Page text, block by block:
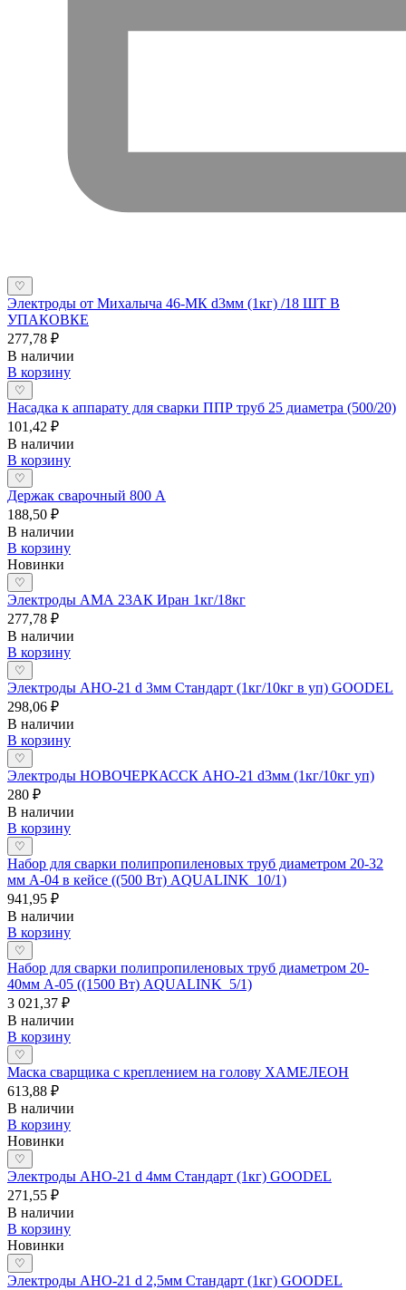
♡
Электроды от Михалыча 46-МК d3мм (1кг) /18 ШТ В
УПАКОВКЕ
277,78 ₽
В наличии
В корзину
♡
Насадка к аппарату для сварки ППР труб 25 диаметра (500/20)
101,42 ₽
В наличии
В корзину
♡
Держак сварочный 800 А
188,50 ₽
В наличии
В корзину
Новинки
♡
Электроды АМА 23АК Иран 1кг/18кг
277,78 ₽
В наличии
В корзину
♡
Электроды АНО-21 d 3мм Стандарт (1кг/10кг в уп) GOODEL
298,06 ₽
В наличии
В корзину
♡
Электроды НОВОЧЕРКАССК АНО-21 d3мм (1кг/10кг уп)
280 ₽
В наличии
В корзину
♡
Набор для сварки полипропиленовых труб диаметром 20-32
мм А-04 в кейсе ((500 Вт) AQUALINK 10/1)
941,95 ₽
В наличии
В корзину
♡
Набор для сварки полипропиленовых труб диаметром 20-
40мм А-05 ((1500 Вт) AQUALINK 5/1)
3 021,37 ₽
В наличии
В корзину
♡
Маска сварщика с креплением на голову ХАМЕЛЕОН
613,88 ₽
В наличии
В корзину
Новинки
♡
Электроды АНО-21 d 4мм Стандарт (1кг) GOODEL
271,55 ₽
В наличии
В корзину
Новинки
♡
Электроды АНО-21 d 2,5мм Стандарт (1кг) GOODEL